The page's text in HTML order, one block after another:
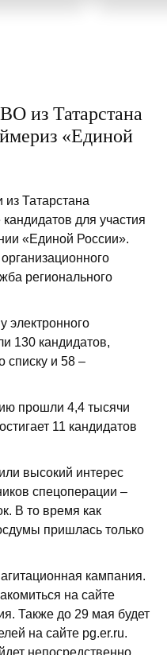
из Татарстана
«Единой
Татарстана
для участия
«Единой России».
регионального
электронного
130 кандидатов,
списку и 58 –
прошли 4,4 тысячи
11 кандидатов
высокий интерес
спецоперации –
В то время как
пришлась только
кампания.
на сайте
Также до 29 мая будет
на сайте pg.er.ru.
непосредственно